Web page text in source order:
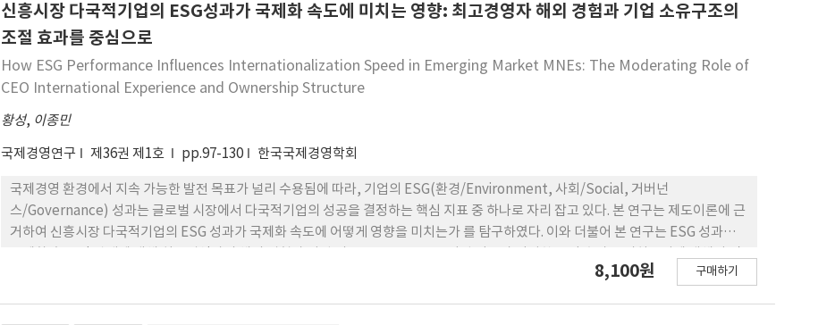
신흥시장 다국적기업의 ESG성과가 국제화 속도에 미치는 영향: 최고경영자 해외 경험과 기업 소유구조의
조절 효과를 중심으로
How ESG Performance Influences Internationalization Speed in Emerging Market MNEs: The Moderating Role of
CEO International Experience and Ownership Structure
황성, 이종민
국제경영연구 제36권 제1호 pp.97-130 한국국제경영학회
국제경영 환경에서 지속 가능한 발전 목표가 널리 수용됨에 따라, 기업의 ESG(환경/Environment, 사회/Social, 거버넌
스/Governance) 성과는 글로벌 시장에서 다국적기업의 성공을 결정하는 핵심 지표 중 하나로 자리 잡고 있다. 본 연구는 제도이론에 근
거하여 신흥시장 다국적기업의 ESG 성과가 국제화 속도에 어떻게 영향을 미치는가 를 탐구하였다. 이와 더불어 본 연구는 ESG 성과와
증하였다. 2010년부터 2022년까지 중국 A주 시장에 상장된 1,648개 기업의 8,329개 표본을 분석한 결과, 신흥시장 다국적기업의 ESG
8,100원 구매하기